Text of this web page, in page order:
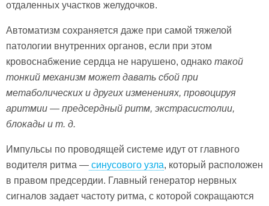
отдаленных участков желудочков.
Автоматизм сохраняется даже при самой тяжелой
патологии внутренних органов, если при этом
кровоснабжение сердца не нарушено, однако такой
тонкий механизм может давать сбой при
метаболических и других изменениях, провоцируя
аритмии — предсердный ритм, экстрасистолии,
блокады и т. д.
Импульсы по проводящей системе идут от главного
водителя ритма — синусового узла, который расположен
в правом предсердии. Главный генератор нервных
сигналов задает частоту ритма, с которой сокращаются